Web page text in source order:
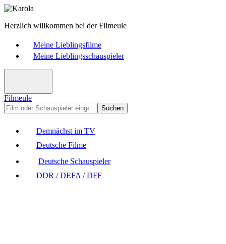
Herzlich willkommen bei der Filmeule
Meine Lieblingsfilme
Meine Lieblingsschauspieler
Filmeule
Suchen
Demnächst im TV
Deutsche Filme
Deutsche Schauspieler
DDR / DEFA / DFF